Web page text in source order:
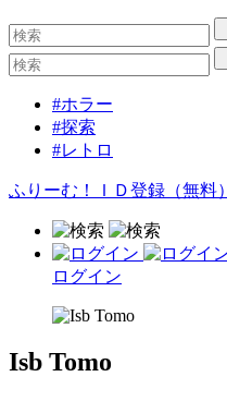
#ホラー
#探索
#レトロ
ふりーむ！ＩＤ登録（無料）
ログイン
Isb Tomo